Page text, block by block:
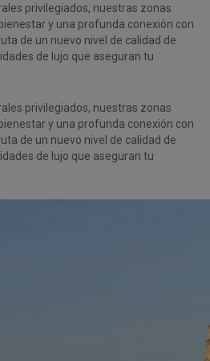
privilegiados, nuestras zonas
y una profunda conexión con
de un nuevo nivel de calidad de
de lujo que aseguran tu
privilegiados, nuestras zonas
y una profunda conexión con
de un nuevo nivel de calidad de
de lujo que aseguran tu